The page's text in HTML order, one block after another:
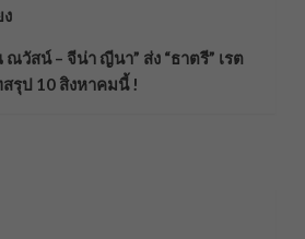
วัสน์ – จีน่า ญีนา” ส่ง “ธาตรี” เรต
รุป 10 สิงหาคมนี้ !